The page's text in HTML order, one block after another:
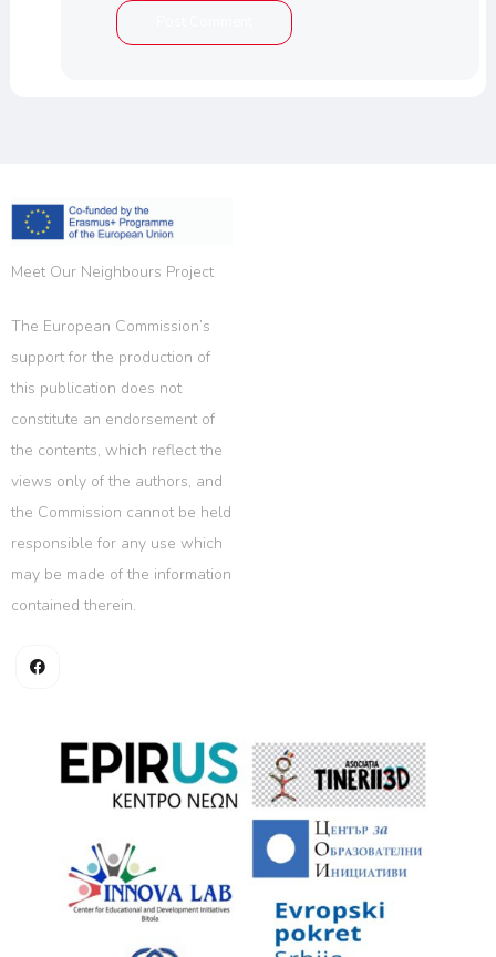
Meet Our Neighbours Project
The European Commission’s
support for the production of
this publication does not
constitute an endorsement of
the contents, which reflect the
views only of the authors, and
the Commission cannot be held
responsible for any use which
may be made of the information
contained therein.